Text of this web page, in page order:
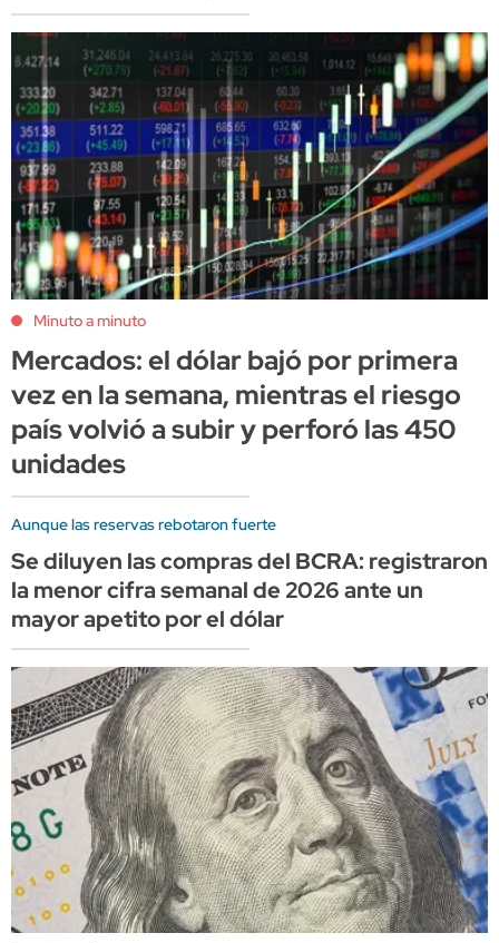
Minuto a minuto
Mercados: el dólar bajó por primera
vez en la semana, mientras el riesgo
país volvió a subir y perforó las 450
unidades
Aunque las reservas rebotaron fuerte
Se diluyen las compras del BCRA: registraron
la menor cifra semanal de 2026 ante un
mayor apetito por el dólar